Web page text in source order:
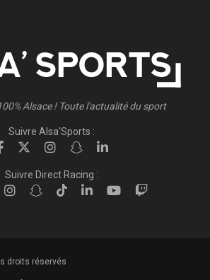
Alsace ! Toute l'actualité du sport
Suivre Alsa'Sports :
Suivre Direct Racing :
droits réservés